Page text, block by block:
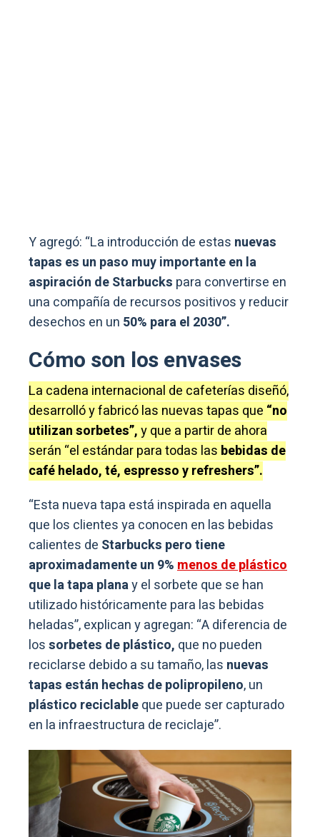
Y agregó: “La introducción de estas nuevas
tapas es un paso muy importante en la
aspiración de Starbucks para convertirse en
una compañía de recursos positivos y reducir
desechos en un 50% para el 2030”.
Cómo son los envases
La cadena internacional de cafeterías diseñó,
desarrolló y fabricó las nuevas tapas que “no
utilizan sorbetes”,y que a partir de ahora
serán “el estándar para todas las bebidas de
café helado, té, espresso y refreshers”.
“Esta nueva tapa está inspirada en aquella
que los clientes ya conocen en las bebidas
calientes de Starbucks pero tiene
aproximadamente un 9%menos de plástico
que la tapa planay el sorbete que se han
utilizado históricamente para las bebidas
heladas”, explican y agregan: “A diferencia de
lossorbetes de plástico, que no pueden
reciclarse debido a su tamaño, las nuevas
tapas están hechas de polipropileno, un
plástico reciclableque puede ser capturado
en la infraestructura de reciclaje”.